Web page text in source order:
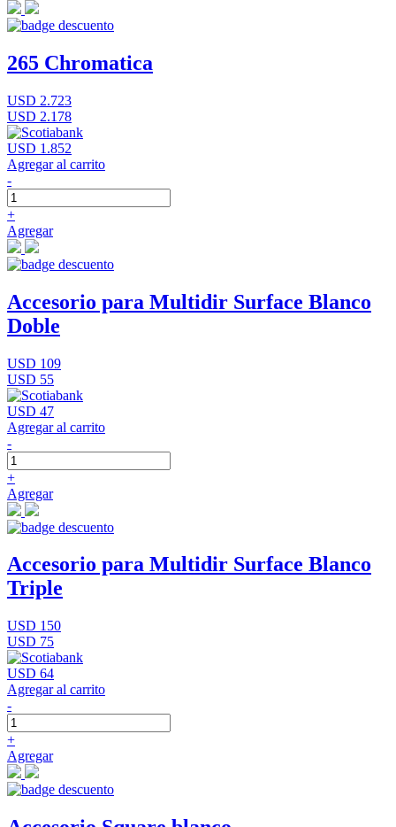
265 Chromatica
USD 2.723
USD 2.178
USD 1.852
Agregar al carrito
-
+
Agregar
Accesorio para Multidir Surface Blanco
Doble
USD 109
USD 55
USD 47
Agregar al carrito
-
+
Agregar
Accesorio para Multidir Surface Blanco
Triple
USD 150
USD 75
USD 64
Agregar al carrito
-
+
Agregar